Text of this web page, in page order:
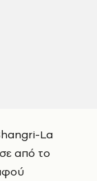
La
από το